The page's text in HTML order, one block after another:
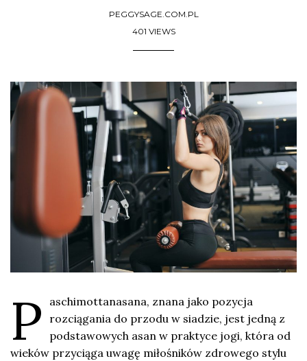
PEGGYSAGE.COM.PL
401 VIEWS
P
aschimottanasana, znana jako pozycja
rozciągania do przodu w siadzie, jest jedną z
podstawowych asan w praktyce jogi, która od
wieków przyciąga uwagę miłośników zdrowego stylu